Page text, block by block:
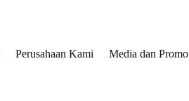
Perusahaan Kami Media dan Promo